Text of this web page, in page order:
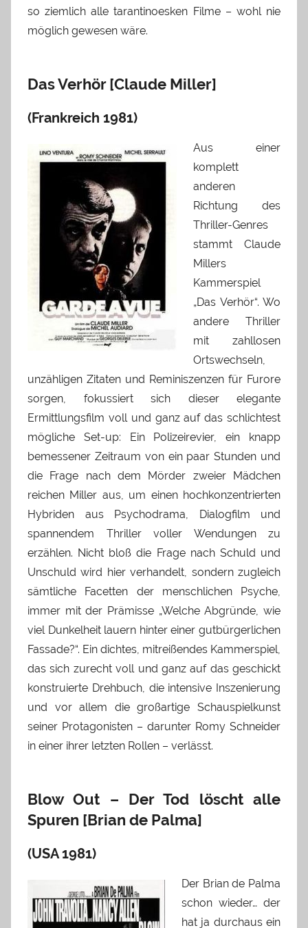
so ziemlich alle tarantinoesken Filme – wohl nie
möglich gewesen wäre.
Das Verhör [Claude Miller]
(Frankreich 1981)
Aus einer
komplett
anderen
Richtung des
Thriller-Genres
stammt Claude
Millers
Kammerspiel
„Das Verhör“. Wo
andere Thriller
mit zahllosen
Ortswechseln,
unzähligen Zitaten und Reminiszenzen für Furore
sorgen, fokussiert sich dieser elegante
Ermittlungsfilm voll und ganz auf das schlichtest
mögliche Set-up: Ein Polizeirevier, ein knapp
bemessener Zeitraum von ein paar Stunden und
die Frage nach dem Mörder zweier Mädchen
reichen Miller aus, um einen hochkonzentrierten
Hybriden aus Psychodrama, Dialogfilm und
spannendem Thriller voller Wendungen zu
erzählen. Nicht bloß die Frage nach Schuld und
Unschuld wird hier verhandelt, sondern zugleich
sämtliche Facetten der menschlichen Psyche,
immer mit der Prämisse „Welche Abgründe, wie
viel Dunkelheit lauern hinter einer gutbürgerlichen
Fassade?“. Ein dichtes, mitreißendes Kammerspiel,
das sich zurecht voll und ganz auf das geschickt
konstruierte Drehbuch, die intensive Inszenierung
und vor allem die großartige Schauspielkunst
seiner Protagonisten – darunter Romy Schneider
in einer ihrer letzten Rollen – verlässt.
Blow Out – Der Tod löscht alle
Spuren [Brian de Palma]
(USA 1981)
Der Brian de Palma
schon wieder… der
hat ja durchaus ein